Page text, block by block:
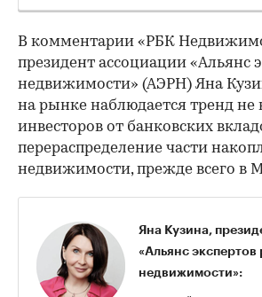
В комментарии «РБК
президент ассоциации «Альянс
недвижимости» (АЭРН) Яна
на рынке наблюдается тренд не
инвесторов от банковских
перераспределение части
недвижимости, прежде всего в
Яна Кузина,
«Альянс экспертов
недвижимости»: